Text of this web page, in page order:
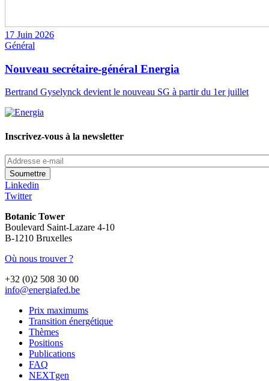
17 Juin 2026
Général
Nouveau secrétaire-général Energia
Bertrand Gyselynck devient le nouveau SG à partir du 1er juillet
Inscrivez-vous à la newsletter
Addresse
e-
mail
Linkedin
Twitter
Botanic Tower
Boulevard Saint-Lazare 4-10
B-1210 Bruxelles
Où nous trouver ?
+32 (0)2 508 30 00
info@energiafed.be
Prix maximums
Transition énergétique
Thèmes
Positions
Publications
FAQ
NEXTgen